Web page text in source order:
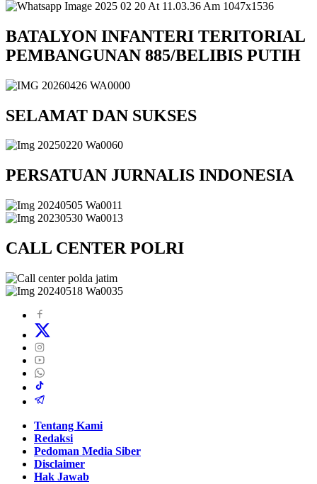
BATALYON INFANTERI TERITORIAL
PEMBANGUNAN 885/BELIBIS PUTIH
SELAMAT DAN SUKSES
PERSATUAN JURNALIS INDONESIA
CALL CENTER POLRI
Tentang Kami
Redaksi
Pedoman Media Siber
Disclaimer
Hak Jawab